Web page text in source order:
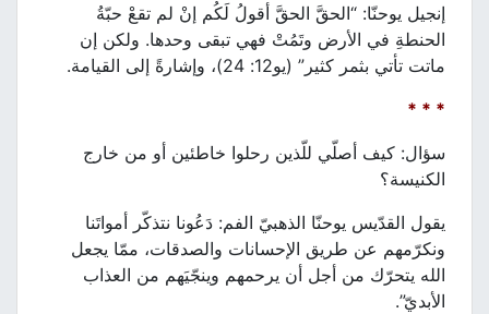
إنجيل يوحنّا: “الحقَّ الحقَّ أقولُ لَكُم إنْ لم تقعْ حبّةُ
الحنطةِ في الأرض وتَمُتْ فهي تبقى وحدها. ولكن إن
ماتت تأتي بثمر كثير” (يو12: 24)، وإشارةً إلى القيامة.
* * *
سؤال: كيف أصلّي للّذين رحلوا خاطئين أو من خارج
الكنيسة؟
يقول القدّيس يوحنّا الذهبيّ الفم: دَعُونا نتذكّر أمواتَنا
ونكرّمهم عن طريق الإحسانات والصدقات، ممّا يجعل
الله يتحرّك من أجل أن يرحمهم وينجّيَهم من العذاب
الأبديّ”.